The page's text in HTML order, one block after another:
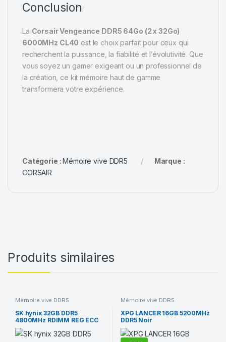
Conclusion
La Corsair Vengeance DDR5 64Go (2 x 32Go)
6000MHz CL40 est le choix parfait pour ceux qui
recherchent la puissance, la fiabilité et l’évolutivité. Que
vous soyez un gamer exigeant ou un professionnel de
la création, ce kit mémoire haut de gamme
transformera votre expérience.
Catégorie : Mémoire vive DDR5
Marque :
CORSAIR
Produits similaires
Mémoire vive DDR5
SK hynix 32GB DDR5
4800MHz RDIMM REG ECC
Sever Memory
Mémoire vive DDR5
XPG LANCER 16GB 5200MHz
DDR5 Noir